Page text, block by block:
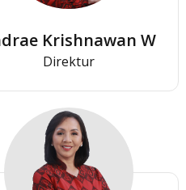
Krishnawan W
Direktur